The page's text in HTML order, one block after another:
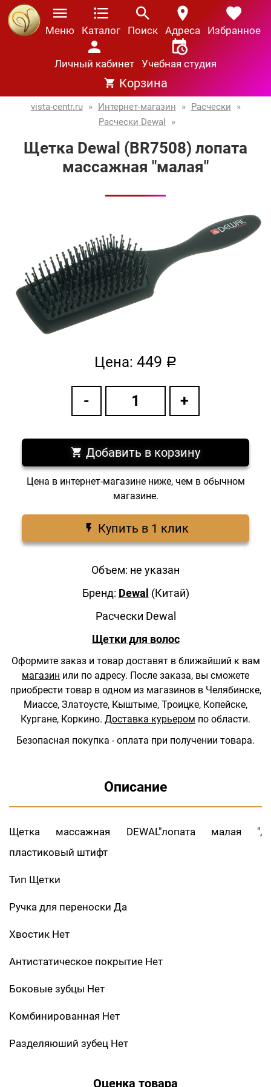
Меню Каталог Поиск Адреса Избранное
Личный кабинет Учебная студия
Корзина
vista-centr.ru » Интернет-магазин » Расчески
»
Расчески Dewal
»
Щетка Dewal (BR7508) лопата
массажная "малая"
Цена: 449 a
Добавить в корзину
Цена в интернет-магазине ниже, чем в обычном
магазине.
Купить в 1 клик
Объем: не указан
Бренд: Dewal (Китай)
Расчески Dewal
Щетки для волос
Оформите заказ и товар доставят в ближайший к вам
магазин или по адресу. После заказа, вы сможете
приобрести товар в одном из магазинов в Челябинске,
Миассе, Златоусте, Кыштыме, Троицке, Копейске,
Кургане, Коркино. Доставка курьером по области.
Безопасная покупка - оплата при получении товара.
Описание
Щетка массажная DEWAL"лопата малая ",
пластиковый штифт
Тип Щетки
Ручка для переноски Да
Хвостик Нет
Антистатическое покрытие Нет
Боковые зубцы Нет
Комбинированная Нет
Разделяюший зубец Нет
Оценка товара